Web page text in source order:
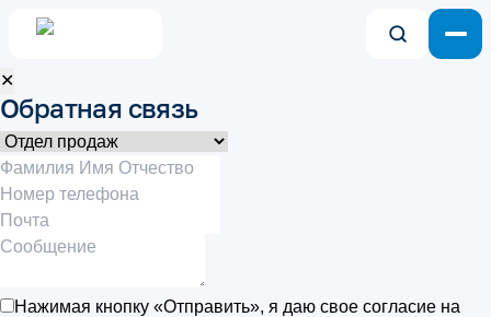
✕
Обратная связь
Нажимая кнопку «Отправить», я даю свое согласие на